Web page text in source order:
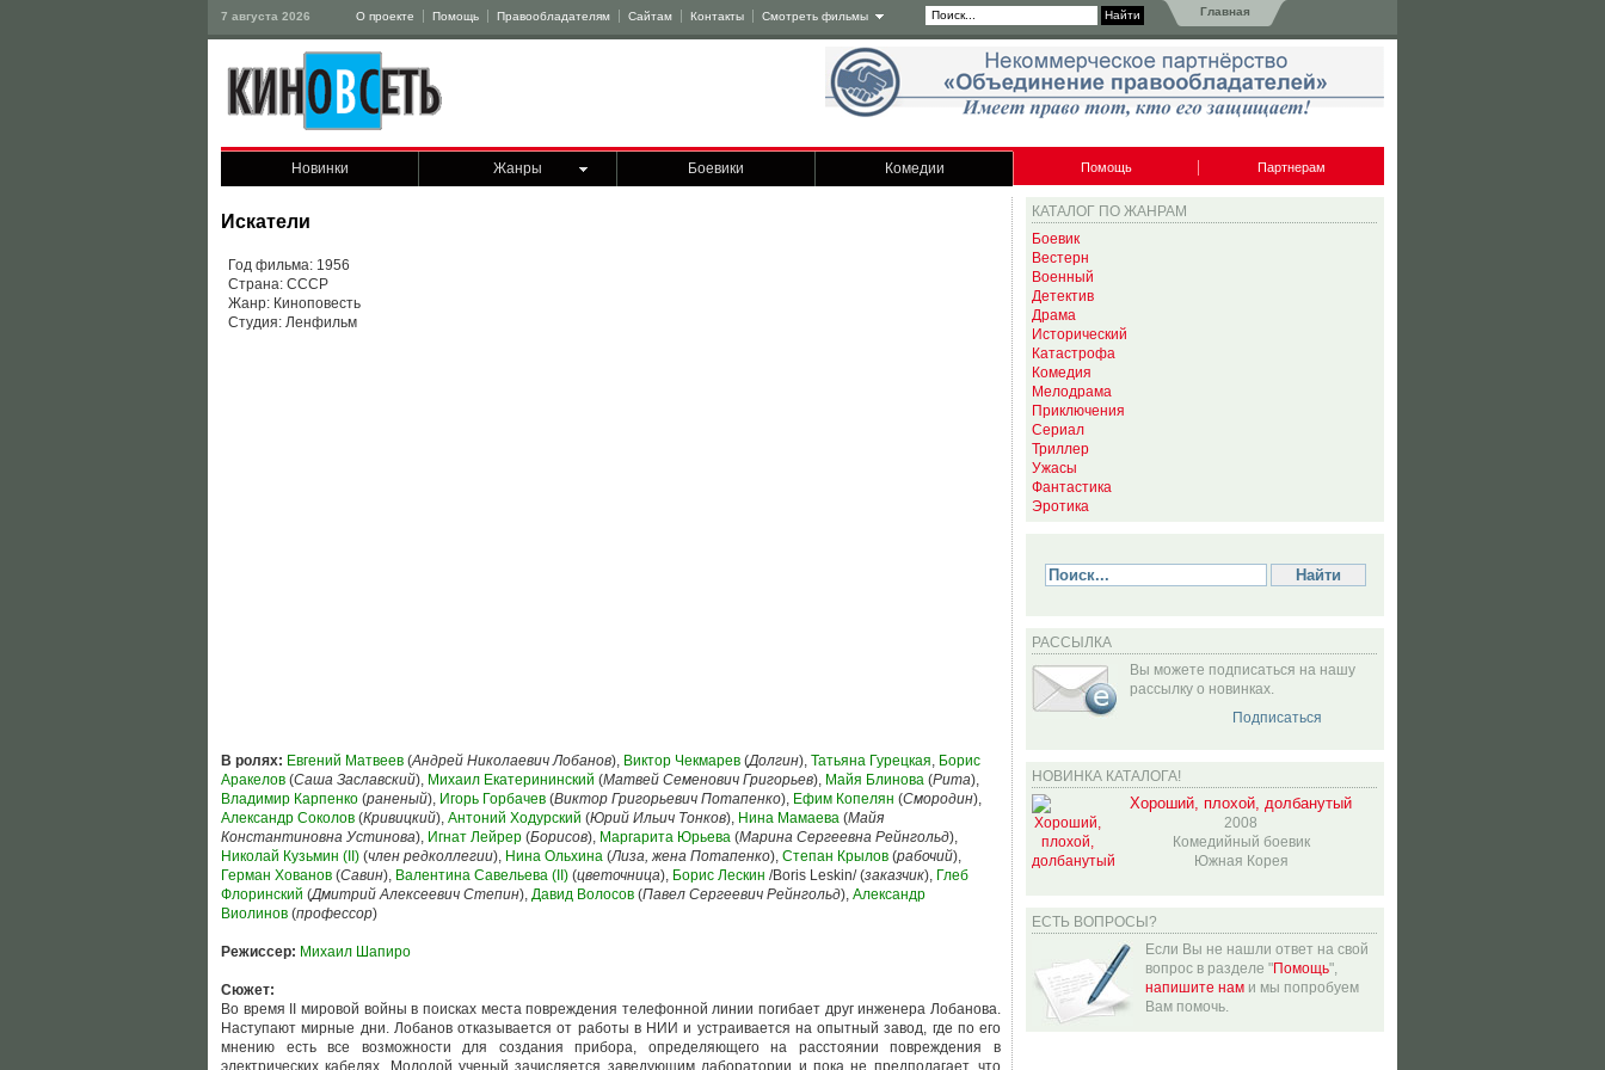
7 августа 2026 О проекте Помощь Правообладателям Сайтам Контакты Смотреть фильмы Главная
Новинки Жанры Боевики Комедии Помощь Партнерам
Искатели
Год фильма: 1956
Страна: СССР
Жанр: Киноповесть
Студия: Ленфильм
В ролях: Евгений Матвеев (Андрей Николаевич Лобанов), Виктор Чекмарев (Долгин), Татьяна Гурецкая, Борис
Аракелов (Саша Заславский), Михаил Екатерининский (Матвей Семенович Григорьев), Майя Блинова (Рита),
Владимир Карпенко (раненый), Игорь Горбачев (Виктор Григорьевич Потапенко), Ефим Копелян (Смородин),
Александр Соколов (Кривицкий), Антоний Ходурский (Юрий Ильич Тонков), Нина Мамаева (Майя
Константиновна Устинова), Игнат Лейрер (Борисов), Маргарита Юрьева (Марина Сергеевна Рейнгольд),
Николай Кузьмин (II) (член редколлегии), Нина Ольхина (Лиза, жена Потапенко), Степан Крылов (рабочий),
Герман Хованов (Савин), Валентина Савельева (II) (цветочница), Борис Лескин /Boris Leskin/ (заказчик), Глеб
Флоринский (Дмитрий Алексеевич Степин), Давид Волосов (Павел Сергеевич Рейнгольд), Александр
Виолинов (профессор)
Режиссер: Михаил Шапиро
Сюжет:
Во время II мировой войны в поисках места повреждения телефонной линии погибает друг инженера Лобанова.
Наступают мирные дни. Лобанов отказывается от работы в НИИ и устраивается на опытный завод, где по его
мнению есть все возможности для создания прибора, определяющего на расстоянии повреждения в
электрических кабелях. Молодой ученый зачисляется заведующим лаборатории и пока не предполагает, что
КАТАЛОГ ПО ЖАНРАМ
Боевик
Вестерн
Военный
Детектив
Драма
Исторический
Катастрофа
Комедия
Мелодрама
Приключения
Сериал
Триллер
Ужасы
Фантастика
Эротика
РАССЫЛКА
Вы можете подписаться на нашу
рассылку о новинках.
Подписаться
НОВИНКА КАТАЛОГА!
Хороший, плохой, долбанутый
2008
Комедийный боевик
Южная Корея
ЕСТЬ ВОПРОСЫ?
Если Вы не нашли ответ на свой
вопрос в разделе "Помощь",
напишите нам и мы попробуем
Вам помочь.